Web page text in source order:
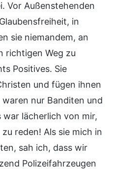
Vor Außenstehenden
in
sie niemandem, an
richtigen Weg zu
Positives. Sie
und fügen ihnen
waren nur Banditen und
war lächerlich von mir,
reden! Als sie mich in
sah ich, dass wir
Polizeifahrzeugen